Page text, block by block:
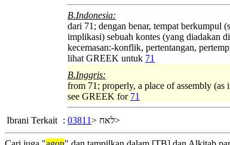
B.Indonesia:
dari 71; dengan benar, tempat berkumpul
implikasi) sebuah kontes (yang diadakan
kecemasan:-konflik, pertentangan,
lihat GREEK untuk 71
B.Inggris:
from 71; properly, a place of assembly
see GREEK for 71
Ibrani Terkait : לאח <03811 >